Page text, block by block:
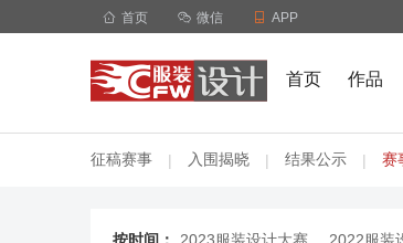
 首页  微信  APP
首页 作品
征稿赛事 | 入围揭晓 | 结果公示 | 赛